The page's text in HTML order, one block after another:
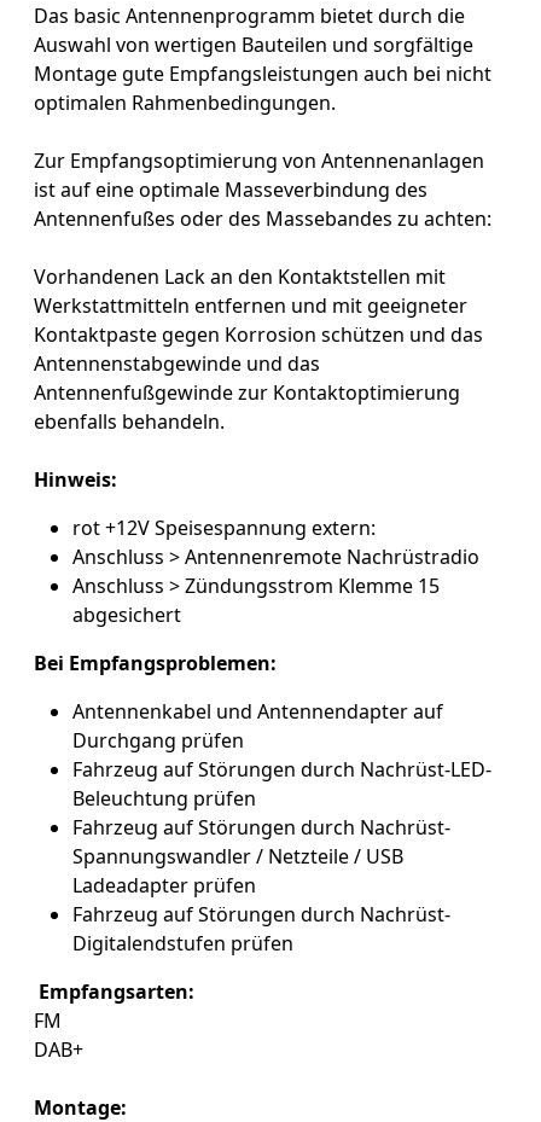
Das basic Antennenprogramm bietet durch die
Auswahl von wertigen Bauteilen und sorgfältige
Montage gute Empfangsleistungen auch bei nicht
optimalen Rahmenbedingungen.
Zur Empfangsoptimierung von Antennenanlagen
ist auf eine optimale Masseverbindung des
Antennenfußes oder des Massebandes zu achten:
Vorhandenen Lack an den Kontaktstellen mit
Werkstattmitteln entfernen und mit geeigneter
Kontaktpaste gegen Korrosion schützen und das
Antennenstabgewinde und das
Antennenfußgewinde zur Kontaktoptimierung
ebenfalls behandeln.
Hinweis:
rot +12V Speisespannung extern:
Anschluss > Antennenremote Nachrüstradio
Anschluss > Zündungsstrom Klemme 15
abgesichert
Bei Empfangsproblemen:
Antennenkabel und Antennendapter auf
Durchgang prüfen
Fahrzeug auf Störungen durch Nachrüst-LED-
Beleuchtung prüfen
Fahrzeug auf Störungen durch Nachrüst-
Spannungswandler / Netzteile / USB
Ladeadapter prüfen
Fahrzeug auf Störungen durch Nachrüst-
Digitalendstufen prüfen
Empfangsarten:
FM
DAB+
Montage: